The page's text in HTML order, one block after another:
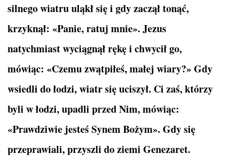
silnego wiatru uląkł się i gdy zaczął tonąć,
krzyknął: «Panie, ratuj mnie». Jezus
natychmiast wyciągnął rękę i chwycił go,
mówiąc: «Czemu zwątpiłeś, małej wiary?» Gdy
wsiedli do łodzi, wiatr się uciszył. Ci zaś, którzy
byli w łodzi, upadli przed Nim, mówiąc:
«Prawdziwie jesteś Synem Bożym». Gdy się
przeprawiali, przyszli do ziemi Genezaret.